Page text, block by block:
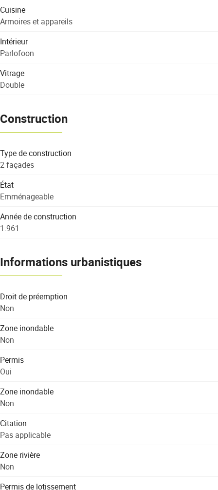
Cuisine
Armoires et appareils
Intérieur
Parlofoon
Vitrage
Double
Construction
Type de construction
2 façades
État
Emménageable
Année de construction
1.961
Informations urbanistiques
Droit de préemption
Non
Zone inondable
Non
Permis
Oui
Zone inondable
Non
Citation
Pas applicable
Zone rivière
Non
Permis de lotissement